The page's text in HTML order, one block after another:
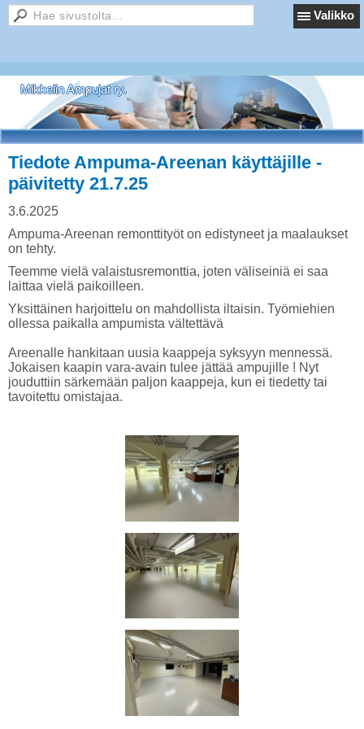
Valikko
Mikkelin Ampujat ry.
Tiedote Ampuma-Areenan käyttäjille -
päivitetty 21.7.25
3.6.2025
Ampuma-Areenan remonttityöt on edistyneet ja maalaukset
on tehty.
Teemme vielä valaistusremonttia, joten väliseiniä ei saa
laittaa vielä paikoilleen.
Yksittäinen harjoittelu on mahdollista iltaisin. Työmiehien
ollessa paikalla ampumista vältettävä
Areenalle hankitaan uusia kaappeja syksyyn mennessä.
Jokaisen kaapin vara-avain tulee jättää ampujille ! Nyt
jouduttiin särkemään paljon kaappeja, kun ei tiedetty tai
tavoitettu omistajaa.